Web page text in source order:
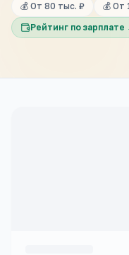
💰 От 80 тыс. ₽
💰 От
Рейтинг по зарплате